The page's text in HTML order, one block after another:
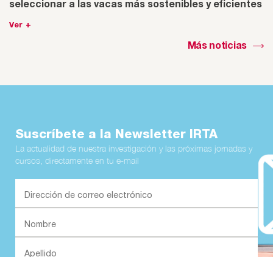
seleccionar a las vacas más sostenibles y eficientes
Ver +
Más noticias
Suscríbete a la Newsletter IRTA
La actualidad de nuestra investigación y las próximas jornadas y
cursos, directamente en tu e-mail